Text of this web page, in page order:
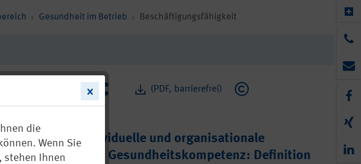
Gesundheit im Betrieb Beschäftigungsfähigkeit
(PDF, barrierefrei)
FBGIB-008: Individuelle und organisationale
Sicherheits- und Gesundheitskompetenz: Definition
die
Wenn Sie
Ihnen